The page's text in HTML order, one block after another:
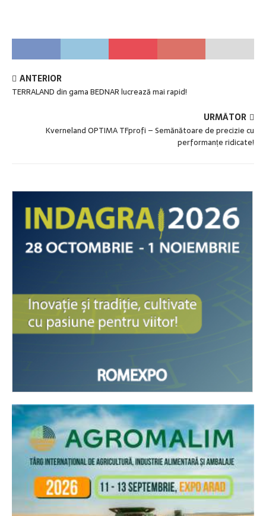
ANTERIOR
TERRALAND din gama BEDNAR lucrează mai rapid!
URMĂTOR
Kverneland OPTIMA TFprofi – Semănătoare de precizie cu
performanțe ridicate!